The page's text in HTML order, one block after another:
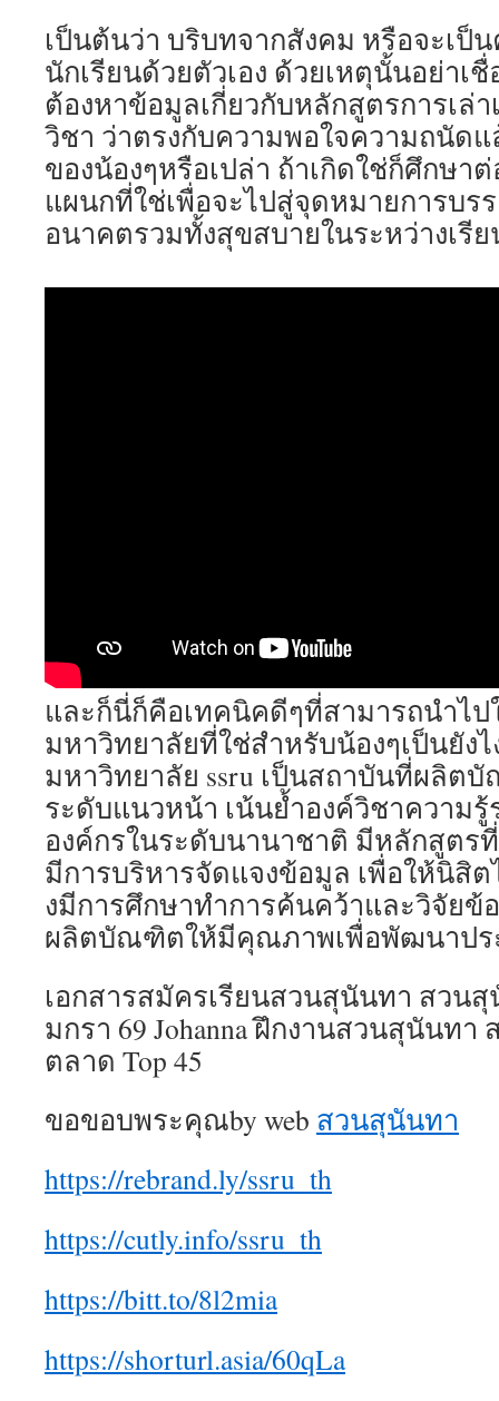
เป็นต้นว่า บริบทจากสังคม หรือจะเป็
นักเรียนด้วยตัวเอง ด้วยเหตุนั้นอย่าเ
ต้องหาข้อมูลเกี่ยวกับหลักสูตรการเล่
วิชา ว่าตรงกับความพอใจความถนัด
ของน้องๆหรือเปล่า ถ้าเกิดใช่ก็ศึกษา
แผนกที่ใช่เพื่อจะไปสู่จุดหมายการบร
อนาคตรวมทั้งสุขสบายในระหว่างเรี
และก็นี่ก็คือเทคนิคดีๆที่สามารถนำไป
มหาวิทยาลัยที่ใช่สำหรับน้องๆเป็นยังไ
มหาวิทยาลัย ssru เป็นสถาบันที่ผลิต
ระดับแนวหน้า เน้นย้ำองค์วิชาความ
องค์กรในระดับนานาชาติ มีหลักสูตร
มีการบริหารจัดแจงข้อมูล เพื่อให้นิสิ
งมีการศึกษาทำการค้นคว้าและวิจัย
ผลิตบัณฑิตให้มีคุณภาพเพื่อพัฒนาปร
เอกสารสมัครเรียนสวนสุนันทา สวนสุ
มกรา 69 Johanna ฝึกงานสวนสุนันท
ตลาด Top 45
ขอขอบพระคุณby web สวนสุนันทา
https://rebrand.ly/ssru_th
https://cutly.info/ssru_th
https://bitt.to/8l2mia
https://shorturl.asia/60qLa